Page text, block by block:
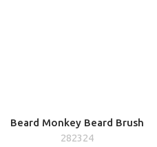
Beard Monkey Beard Brush
282324